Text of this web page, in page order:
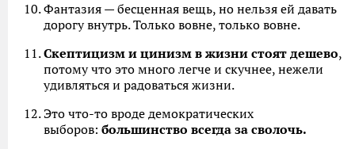
Фантазия — бесценная вещь, но нельзя ей давать
дорогу внутрь. Только вовне, только вовне.
Скептицизм и цинизм в жизни стоят дешево,
потому что это много легче и скучнее, нежели
удивляться и радоваться жизни.
Это что-то вроде демократических
выборов: большинство всегда за сволочь.